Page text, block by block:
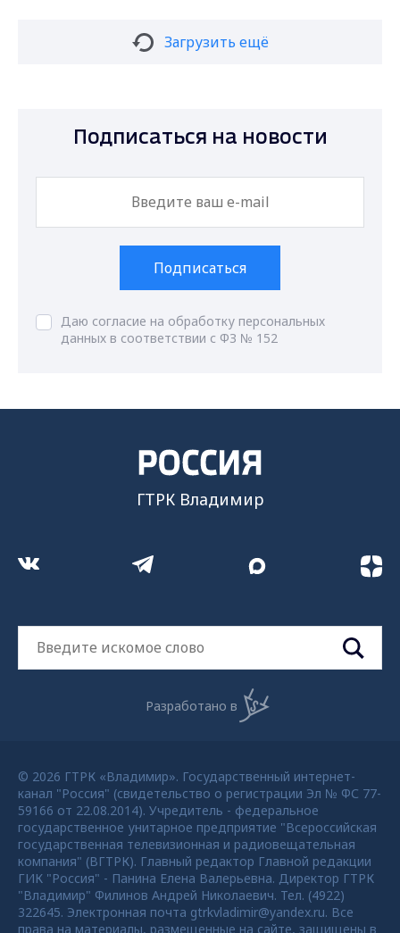
Загрузить ещё
Подписаться на новости
Подписаться
Даю согласие на обработку персональных
данных в соответствии с ФЗ № 152
ГТРК Владимир
Разработано в
© 2026 ГТРК «Владимир». Государственный интернет-
канал "Россия" (свидетельство о регистрации Эл № ФС 77-
59166 от 22.08.2014). Учредитель - федеральное
государственное унитарное предприятие "Всероссийская
государственная телевизионная и радиовещательная
компания" (ВГТРК). Главный редактор Главной редакции
ГИК "Россия" - Панина Елена Валерьевна. Директор ГТРК
"Владимир" Филинов Андрей Николаевич. Тел. (4922)
322645. Электронная почта gtrkvladimir@yandex.ru. Все
права на материалы, размещенные на сайте, защищены в